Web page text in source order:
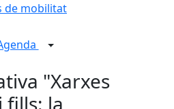
de mobilitat
"Xarxes
fills: la